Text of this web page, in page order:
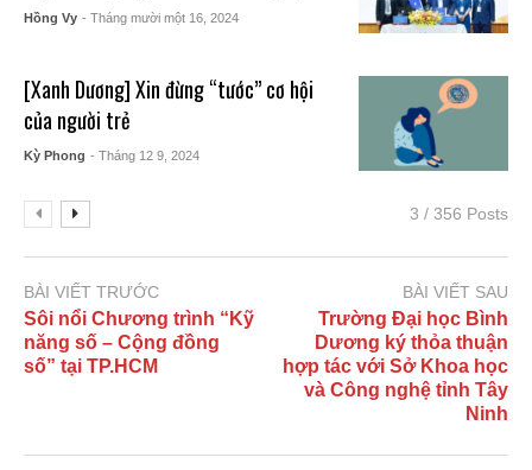
Hồng Vy - Tháng mười một 16, 2024
[Xanh Dương] Xin đừng “tước” cơ hội
của người trẻ
Kỳ Phong - Tháng 12 9, 2024
3 / 356 Posts
BÀI VIẾT TRƯỚC
Sôi nổi Chương trình “Kỹ
năng số – Cộng đồng
số” tại TP.HCM
BÀI VIẾT SAU
Trường Đại học Bình
Dương ký thỏa thuận
hợp tác với Sở Khoa học
và Công nghệ tỉnh Tây
Ninh